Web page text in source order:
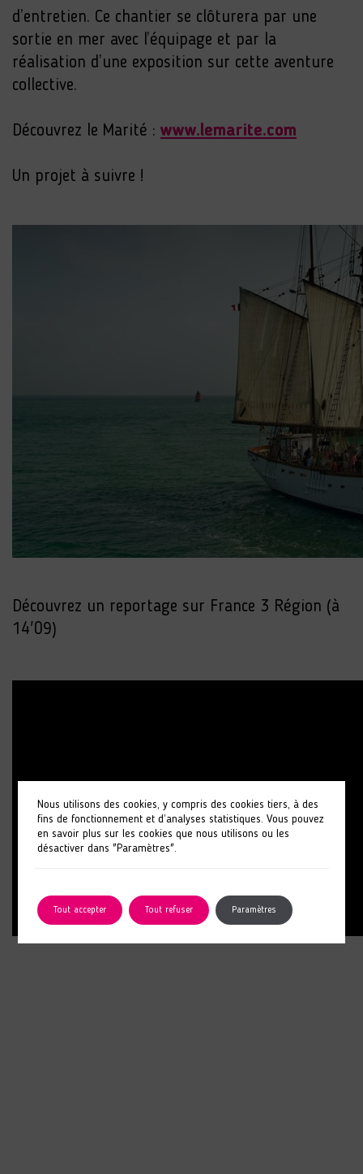
d’entretien. Ce chantier se clôturera par une
sortie en mer avec l’équipage et par la
réalisation d’une exposition sur cette aventure
collective.
Découvrez le Marité : www.lemarite.com
Un projet à suivre !
Découvrez un reportage sur France 3 Région (à
14'09)
Nous utilisons des cookies, y compris des cookies tiers, à des
fins de fonctionnement et d’analyses statistiques. Vous pouvez
en savoir plus sur les cookies que nous utilisons ou les
désactiver dans "Paramètres".
Tout accepter Tout refuser Paramètres